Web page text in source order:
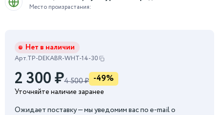
Место произрастания:
Нет в наличии
Арт.TP-DEKABR-WHT-14-30
2 300₽4 500 ₽ -49%
Уточняйте наличие заранее
Ожидает поставку — мы уведомим вас по e-mail о